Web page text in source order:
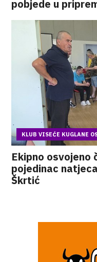
pobjede u
KLUB VISEĆE KUGLANE
Ekipno
pojedinac
Škrtić